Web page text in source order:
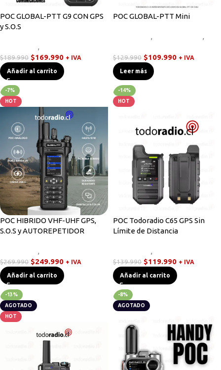
POC GLOBAL-PTT G9 CON GPS
y S.O.S
,
$189.990 $169.990 + IVA
Añadir al carrito
POC GLOBAL-PTT Mini
,
,
$129.990 $109.990 + IVA
Leer más
-7%
HOT
POC HIBRIDO VHF-UHF GPS,
S.O.S y AUTOREPETIDOR
,
$269.990 $249.990 + IVA
Añadir al carrito
-14%
HOT
POC Todoradio C65 GPS Sin
Límite de Distancia
,
$139.990 $119.990 + IVA
Añadir al carrito
-13%
AGOTADO
HOT
-8%
AGOTADO